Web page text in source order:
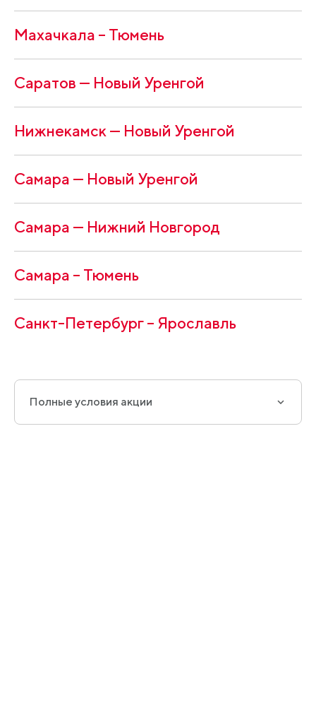
Махачкала – Тюмень
Саратов — Новый Уренгой
Нижнекамск — Новый Уренгой
Самара — Новый Уренгой
Самара — Нижний Новгород
Самара – Тюмень
Санкт-Петербург – Ярославль
Полные условия акции